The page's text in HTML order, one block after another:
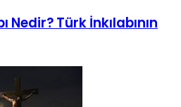
Nedir? Türk İnkılabının